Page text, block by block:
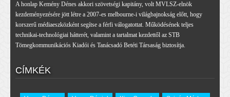
A honlap Kemény Dénes akkori szövetségi kapitány, volt MVLSZ-elnök
kezdeményezésére jött létre a 2007-es melbourne-i világbajnokság előtt, hogy
korszerű médiaeszközként segítse a férfi válogatottat. Működésének teljes
technikai-technológiai hátterét, valamint a tartalmat kezdettől az STB
Tömegkommunikációs Kiadói és Tanácsadó Betéti Társaság biztosítja.
CÍMKÉK